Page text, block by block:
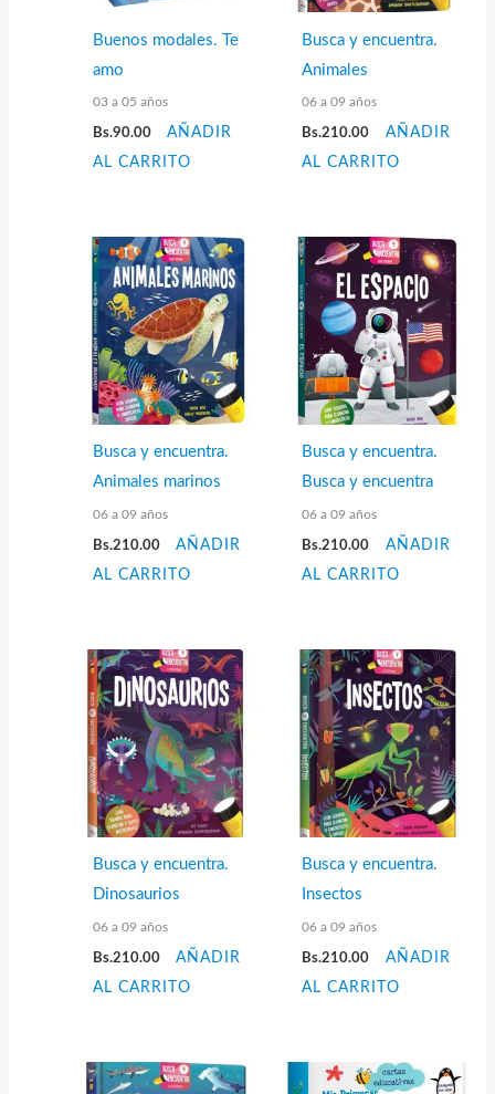
Buenos modales. Te
amo
03 a 05 años
Bs.90.00
AÑADIR
AL CARRITO
Busca y encuentra.
Animales
06 a 09 años
Bs.210.00
AÑADIR
AL CARRITO
Busca y encuentra.
Animales marinos
06 a 09 años
Bs.210.00
AÑADIR
AL CARRITO
Busca y encuentra.
Busca y encuentra
06 a 09 años
Bs.210.00
AÑADIR
AL CARRITO
Busca y encuentra.
Dinosaurios
06 a 09 años
Bs.210.00
AÑADIR
AL CARRITO
Busca y encuentra.
Insectos
06 a 09 años
Bs.210.00
AÑADIR
AL CARRITO